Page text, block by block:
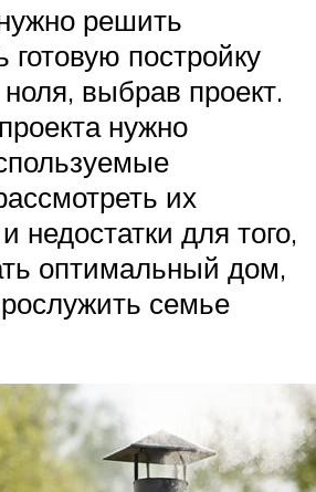
решить
готовую постройку
выбрав проект.
нужно
их
недостатки для того,
оптимальный дом,
семье